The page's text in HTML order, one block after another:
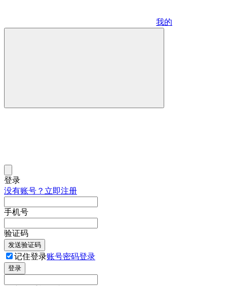
我的
登录
没有账号？立即注册
手机号
验证码
发送验证码
记住登录账号密码登录
登录